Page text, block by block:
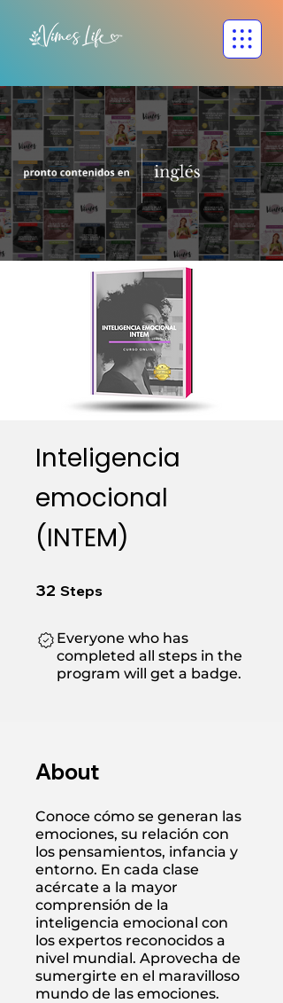
Inteligencia
emocional
(INTEM)
32 Steps
Everyone who has
completed all steps in the
program will get a badge.
About
Conoce cómo se generan las
emociones, su relación con
los pensamientos, infancia y
entorno. En cada clase
acércate a la mayor
comprensión de la
inteligencia emocional con
los expertos reconocidos a
nivel mundial. Aprovecha de
sumergirte en el maravilloso
mundo de las emociones.